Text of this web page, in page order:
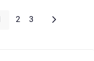
czytasz stronę
Strona
2 Strona
3